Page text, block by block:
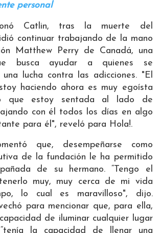
personal
Catlin, tras la muerte del
continuar trabajando de la mano
Matthew Perry de Canadá, una
busca ayudar a quienes se
una lucha contra las adicciones. "El
haciendo ahora es muy egoísta
que estoy sentada al lado de
con él todos los días en algo
para él", reveló para Hola!.
que, desempeñarse como
de la fundación le ha permitido
de su hermano. “Tengo el
muy, muy cerca de mi vida
lo cual es maravilloso", dijo.
para mencionar que, para ella,
de iluminar cualquier lugar
la capacidad de llenar una